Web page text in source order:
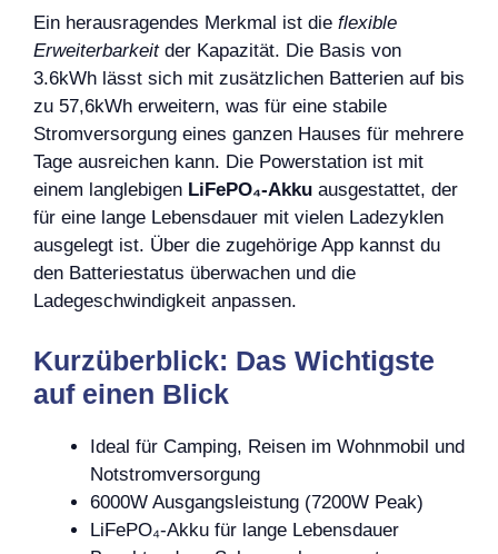
Ein herausragendes Merkmal ist die flexible
Erweiterbarkeitder Kapazität. Die Basis von
3.6kWh lässt sich mit zusätzlichen Batterien auf bis
zu 57,6kWh erweitern, was für eine stabile
Stromversorgung eines ganzen Hauses für mehrere
Tage ausreichen kann. Die Powerstation ist mit
einem langlebigen LiFePO₄-Akku ausgestattet, der
für eine lange Lebensdauer mit vielen Ladezyklen
ausgelegt ist. Über die zugehörige App kannst du
den Batteriestatus überwachen und die
Ladegeschwindigkeit anpassen.
Kurzüberblick: Das Wichtigste
auf einen Blick
Ideal für Camping, Reisen im Wohnmobil und
Notstromversorgung
6000W Ausgangsleistung (7200W Peak)
LiFePO₄-Akku für lange Lebensdauer